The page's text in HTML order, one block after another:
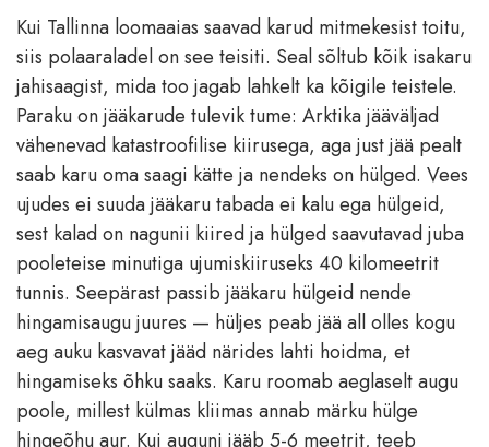
Kui Tallinna loomaaias saavad karud mitmekesist toitu,
siis polaaraladel on see teisiti. Seal sõltub kõik isakaru
jahisaagist, mida too jagab lahkelt ka kõigile teistele.
Paraku on jääkarude tulevik tume: Arktika jääväljad
vähenevad katastroofilise kiirusega, aga just jää pealt
saab karu oma saagi kätte ja nendeks on hülged. Vees
ujudes ei suuda jääkaru tabada ei kalu ega hülgeid,
sest kalad on nagunii kiired ja hülged saavutavad juba
pooleteise minutiga ujumiskiiruseks 40 kilomeetrit
tunnis. Seepärast passib jääkaru hülgeid nende
hingamisaugu juures — hüljes peab jää all olles kogu
aeg auku kasvavat jääd närides lahti hoidma, et
hingamiseks õhku saaks. Karu roomab aeglaselt augu
poole, millest külmas kliimas annab märku hülge
hingeõhu aur. Kui auguni jääb 5-6 meetrit, teeb